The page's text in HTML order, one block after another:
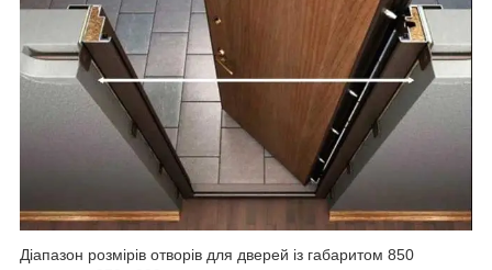
Діапазон розмірів отворів для дверей із габаритом 850